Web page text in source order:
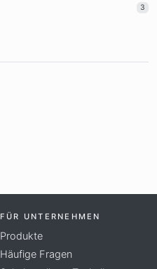
3
FÜR UNTERNEHMEN
Produkte
Häufige Fragen